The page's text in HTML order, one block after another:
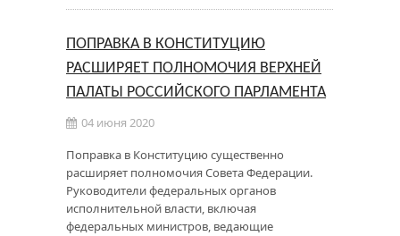
ПОПРАВКА В КОНСТИТУЦИЮ
РАСШИРЯЕТ ПОЛНОМОЧИЯ ВЕРХНЕЙ
ПАЛАТЫ РОССИЙСКОГО ПАРЛАМЕНТА
04 июня 2020
Поправка в Конституцию существенно
расширяет полномочия Совета Федерации.
Руководители федеральных органов
исполнительной власти, включая
федеральных министров, ведающие